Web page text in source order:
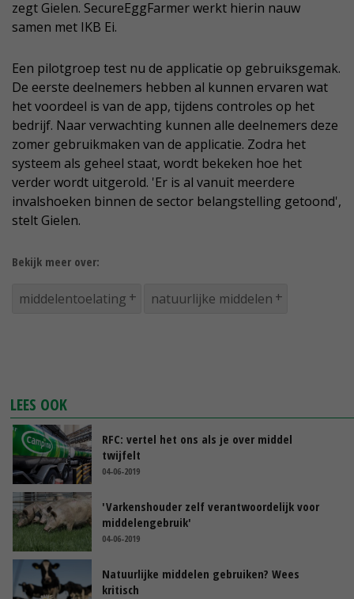
zegt Gielen. SecureEggFarmer werkt hierin nauw
samen met IKB Ei.
Een pilotgroep test nu de applicatie op gebruiksgemak.
De eerste deelnemers hebben al kunnen ervaren wat
het voordeel is van de app, tijdens controles op het
bedrijf. Naar verwachting kunnen alle deelnemers deze
zomer gebruikmaken van de applicatie. Zodra het
systeem als geheel staat, wordt bekeken hoe het
verder wordt uitgerold. 'Er is al vanuit meerdere
invalshoeken binnen de sector belangstelling getoond',
stelt Gielen.
Bekijk meer over:
middelentoelating natuurlijke middelen
LEES OOK
RFC: vertel het ons als je over middel
twijfelt
04-06-2019
'Varkenshouder zelf verantwoordelijk voor
middelengebruik'
04-06-2019
Natuurlijke middelen gebruiken? Wees
kritisch